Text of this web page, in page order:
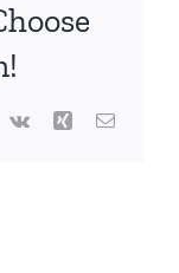
Vk Xing Email